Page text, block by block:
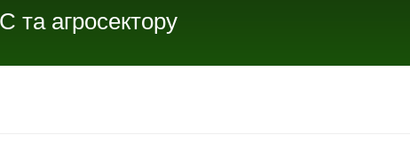
агросектору